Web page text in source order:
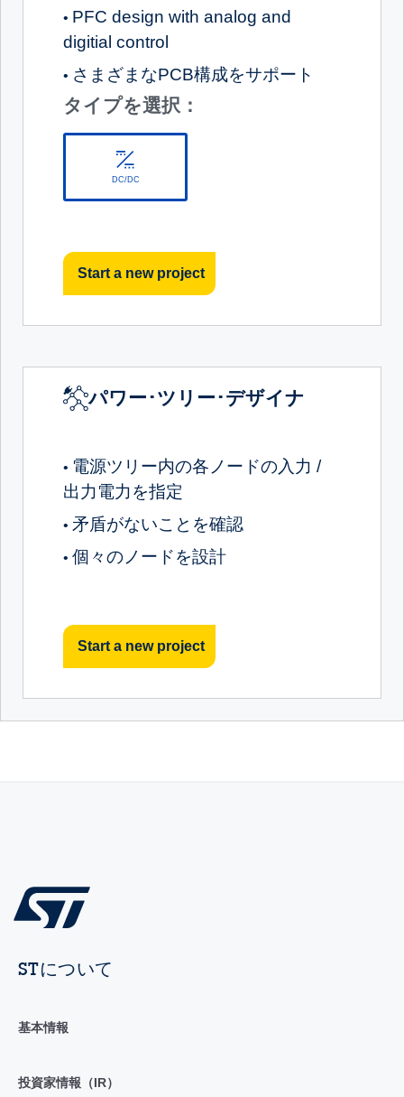
• PFC design with analog and
digitial control
• さまざまなPCB構成をサポート
タイプを選択：
DC/DC
Start a new project
パワー･ツリー･デザイナ
• 電源ツリー内の各ノードの入力 /
出力電力を指定
• 矛盾がないことを確認
• 個々のノードを設計
Start a new project
STについて
基本情報
投資家情報（IR）